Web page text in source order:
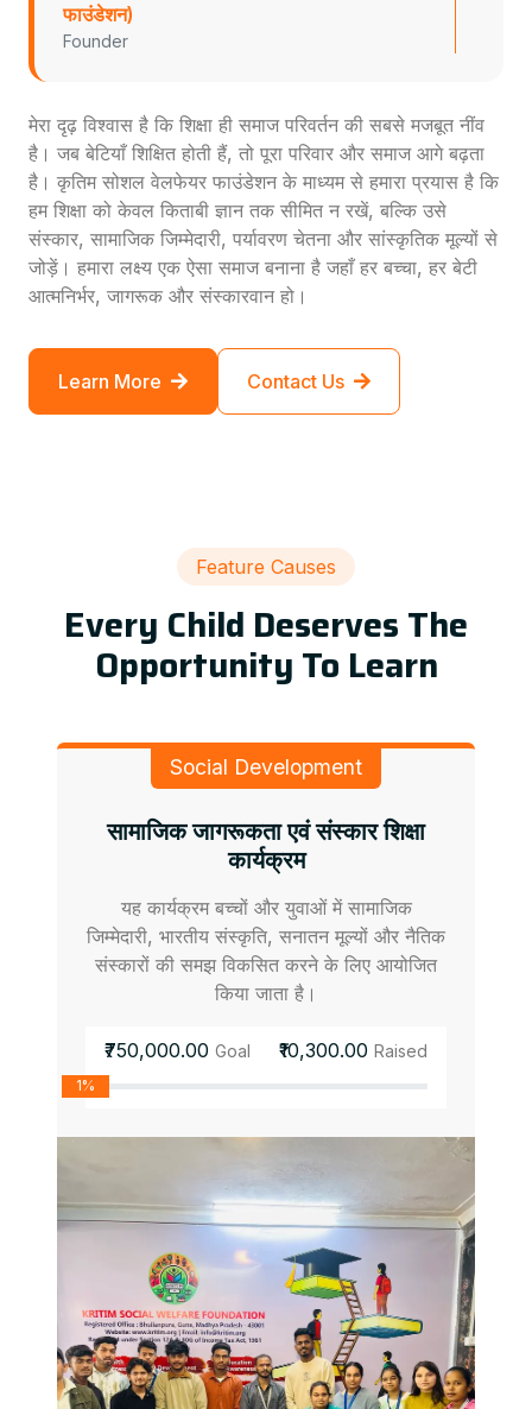
फाउंडेशन)
Founder
मेरा दृढ़ विश्वास है कि शिक्षा ही समाज परिवर्तन की सबसे मजबूत नींव
है। जब बेटियाँ शिक्षित होती हैं, तो पूरा परिवार और समाज आगे बढ़ता
है। कृतिम सोशल वेलफेयर फाउंडेशन के माध्यम से हमारा प्रयास है कि
हम शिक्षा को केवल किताबी ज्ञान तक सीमित न रखें, बल्कि उसे
संस्कार, सामाजिक जिम्मेदारी, पर्यावरण चेतना और सांस्कृतिक मूल्यों से
जोड़ें। हमारा लक्ष्य एक ऐसा समाज बनाना है जहाँ हर बच्चा, हर बेटी
आत्मनिर्भर, जागरूक और संस्कारवान हो।
Learn More Contact Us
Feature Causes
Every Child Deserves The
Opportunity To Learn
Social Development
सामाजिक जागरूकता एवं संस्कार शिक्षा
कार्यक्रम
यह कार्यक्रम बच्चों और युवाओं में सामाजिक
जिम्मेदारी, भारतीय संस्कृति, सनातन मूल्यों और नैतिक
संस्कारों की समझ विकसित करने के लिए आयोजित
किया जाता है।
₹750,000.00 Goal ₹10,300.00 Raised
1%